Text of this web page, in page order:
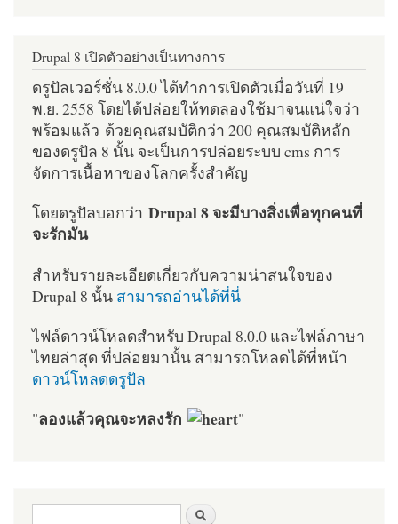
Drupal 8 เปิดตัวอย่างเป็นทางการ
ดรูปัลเวอร์ชั่น 8.0.0 ได้ทำการเปิดตัวเมื่อวันที่ 19
พ.ย. 2558 โดยได้ปล่อยให้ทดลองใช้มาจนแน่ใจว่า
พร้อมแล้ว ด้วยคุณสมบัติกว่า 200 คุณสมบัติหลัก
ของดรูปัล 8 นั้น จะเป็นการปล่อยระบบ cms การ
จัดการเนื้อหาของโลกครั้งสำคัญ
โดยดรูปัลบอกว่า Drupal 8 จะมีบางสิ่งเพื่อทุกคนที่
จะรักมัน
สำหรับรายละเอียดเกี่ยวกับความน่าสนใจของ
Drupal 8 นั้น สามารถอ่านได้ที่นี่
ไฟล์ดาวน์โหลดสำหรับ Drupal 8.0.0 และไฟล์ภาษา
ไทยล่าสุด ที่ปล่อยมานั้น สามารถโหลดได้ที่หน้า
ดาวน์โหลดดรูปัล
"ลองแล้วคุณจะหลงรัก "
ฟอร์มค้นหา